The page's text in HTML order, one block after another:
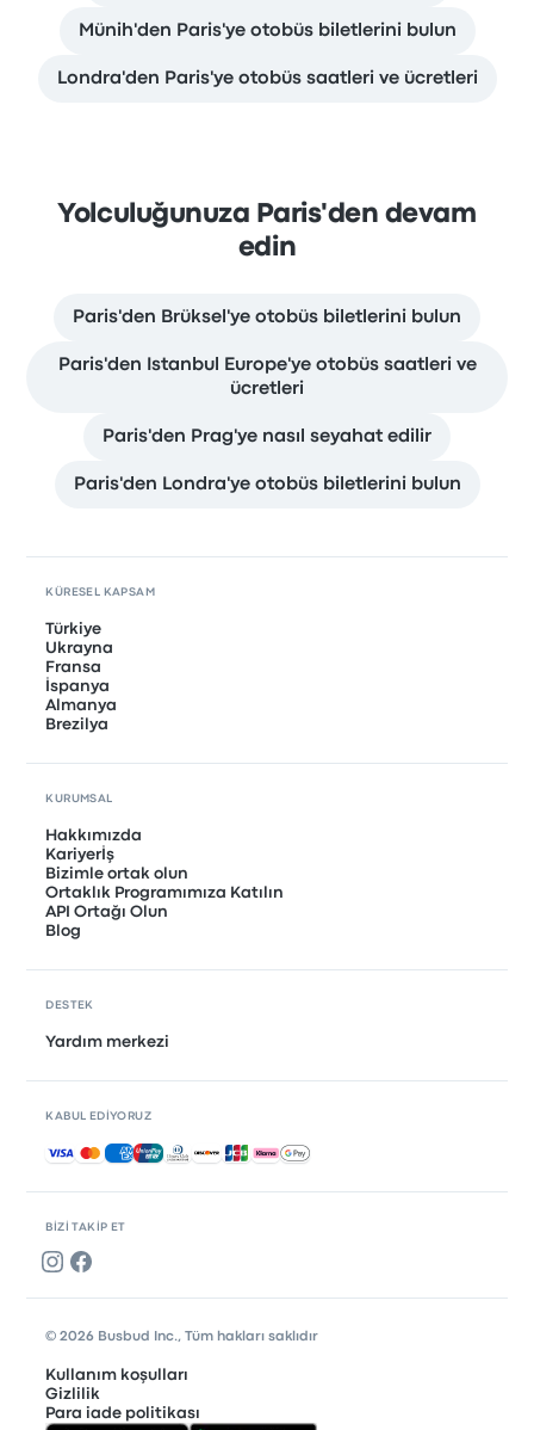
Münih'den Paris'ye otobüs biletlerini bulun
Londra'den Paris'ye otobüs saatleri ve ücretleri
Yolculuğunuza Paris'den devam
edin
Paris'den Brüksel'ye otobüs biletlerini bulun
Paris'den Istanbul Europe'ye otobüs saatleri ve
ücretleri
Paris'den Prag'ye nasıl seyahat edilir
Paris'den Londra'ye otobüs biletlerini bulun
BIZI TAKIP ET
KÜRESEL KAPSAM
Türkiye
Ukrayna
Fransa
İspanya
Almanya
Brezilya
KURUMSAL
Hakkımızda
Kariyerİş
Bizimle ortak olun
Ortaklık Programımıza Katılın
API Ortağı Olun
Blog
DESTEK
Yardım merkezi
KABUL EDIYORUZ
Kabul edilen ödemeler
© 2026 Busbud Inc., Tüm hakları saklıdır
Kullanım koşulları
Gizlilik
Para iade politikası